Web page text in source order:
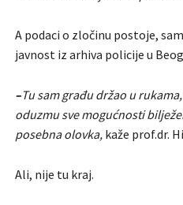
A podaci o zločinu postoje,
javnost iz arhiva policije u
–Tu sam građu držao u
oduzmu sve mogućnosti
posebna olovka,kaže prof.dr.
Ali, nije tu kraj.